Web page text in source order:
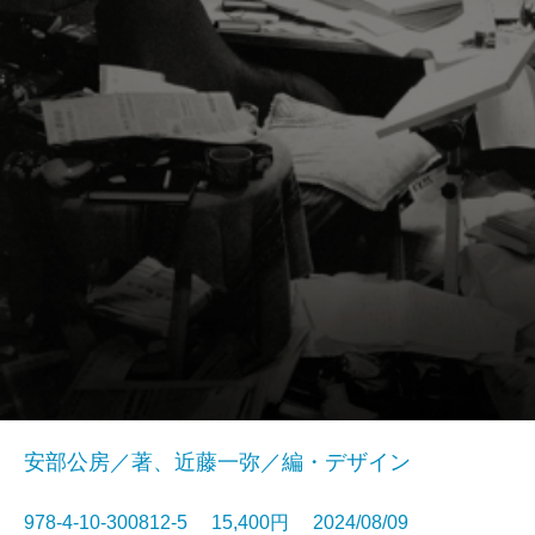
安部公房／著、近藤一弥／編・デザイン
978-4-10-300812-5 15,400円 2024/08/09